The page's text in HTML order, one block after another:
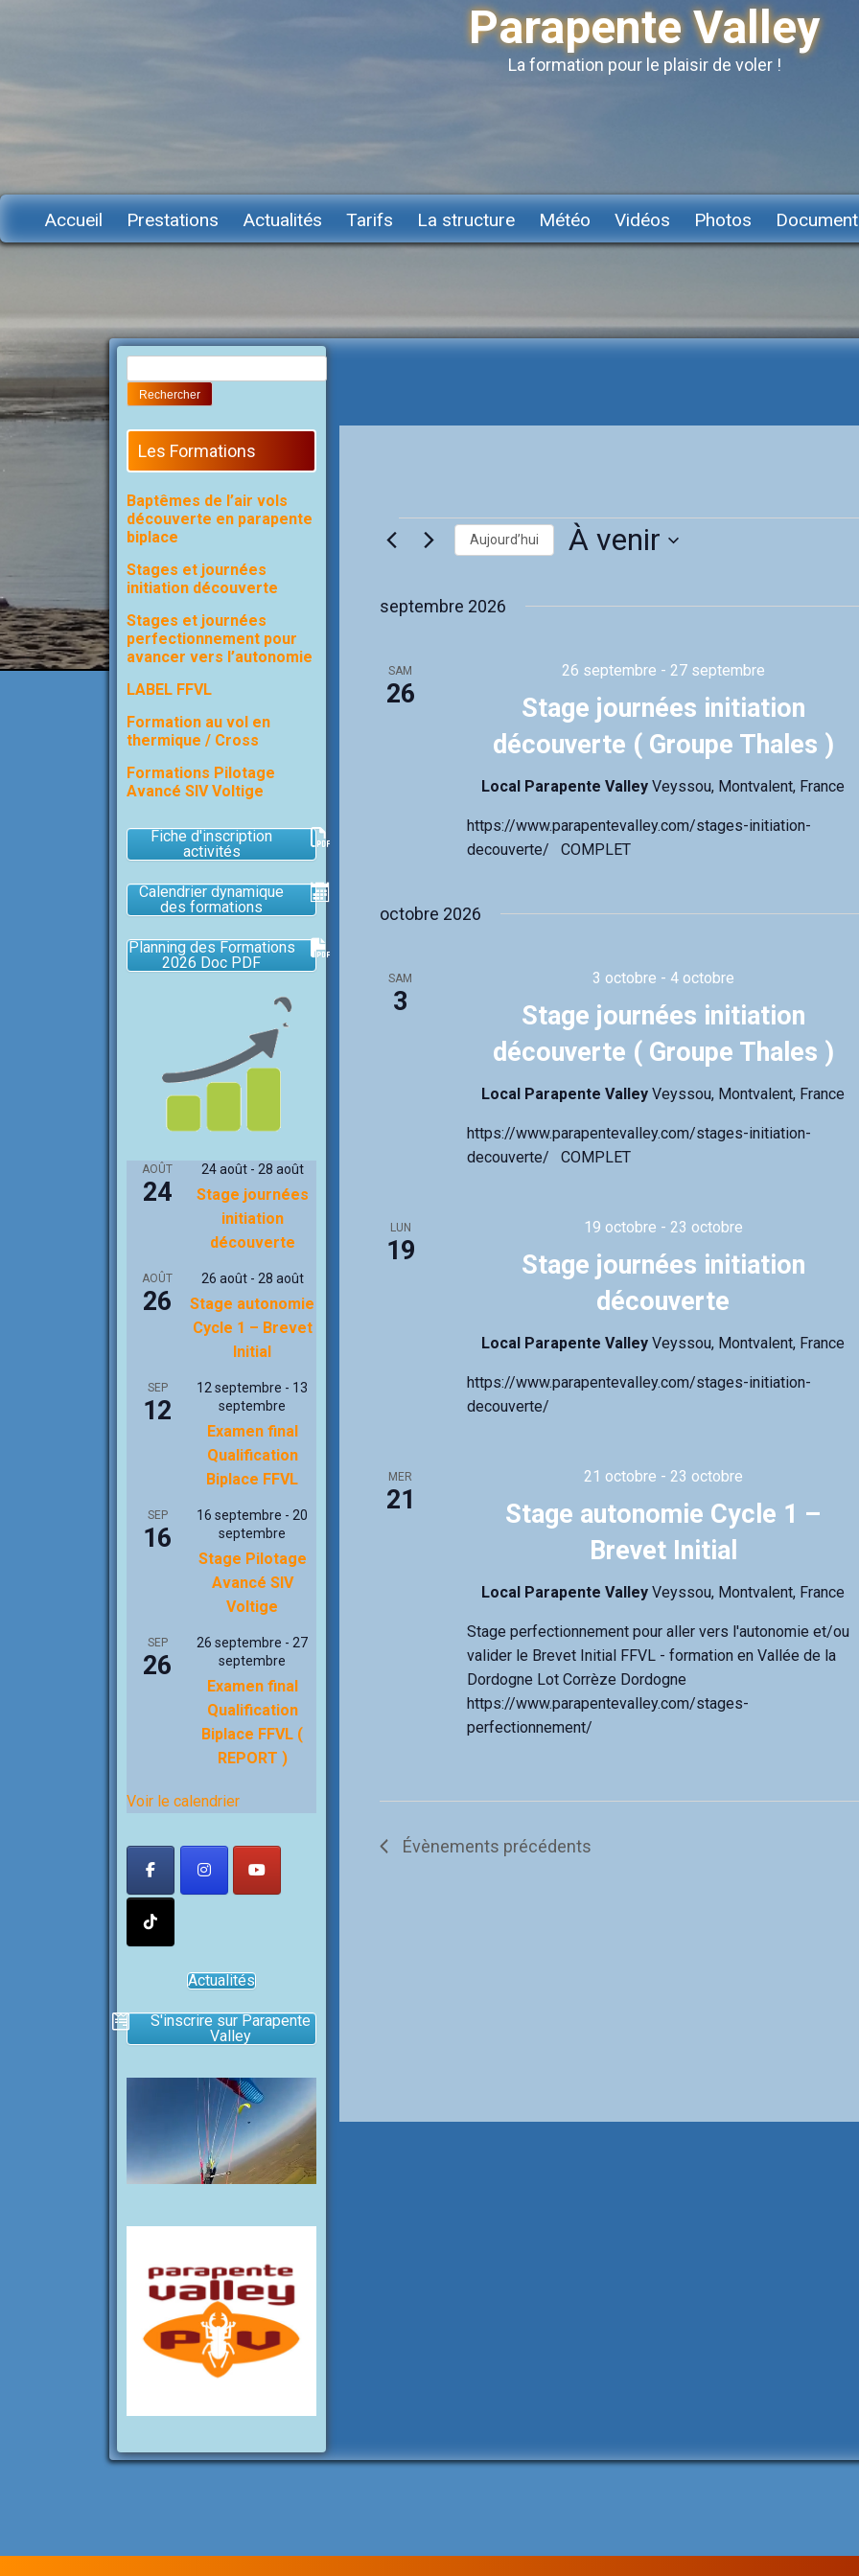
Parapente Valley
La formation pour le plaisir de voler !
Accueil Prestations Actualités Tarifs La structure Météo Vidéos Photos
Évènements
Aujourd’hui À venir
l
e
u
.
septembre 2026
SAM
26
Stage journées initiation
découverte ( Groupe Thales )
26 septembre - 27 septembre
Local Parapente ValleyVeyssou, Montvalent, France
https://www.parapentevalley.com/stages-initiation-
decouverte/ COMPLET
octobre 2026
SAM
3
Stage journées initiation
découverte ( Groupe Thales )
3 octobre - 4 octobre
Local Parapente ValleyVeyssou, Montvalent, France
https://www.parapentevalley.com/stages-initiation-
decouverte/ COMPLET
LUN
19
Stage journées initiation
découverte
19 octobre - 23 octobre
Local Parapente ValleyVeyssou, Montvalent, France
https://www.parapentevalley.com/stages-initiation-
decouverte/
MER
21
Stage autonomie Cycle 1 –
Brevet Initial
21 octobre - 23 octobre
Local Parapente ValleyVeyssou, Montvalent, France
Stage perfectionnement pour aller vers l'autonomie et/ou
valider le Brevet Initial FFVL - formation en Vallée de la
Dordogne Lot Corrèze Dordogne
https://www.parapentevalley.com/stages-
perfectionnement/
Évènements précédents
Rechercher :
Les Formations
Baptêmes de l’air vols
découverte en parapente
biplace
Stages et journées
initiation découverte
Stages et journées
perfectionnement pour
avancer vers l’autonomie
LABEL FFVL
Formation au vol en
thermique / Cross
Formations Pilotage
Avancé SIV Voltige
Fiche d'inscription
activités
Calendrier dynamique
des formations
Planning des Formations
2026 Doc PDF
AOÛT
24
24 août- 28 août
Stage journées
initiation
découverte
AOÛT
26
26 août- 28 août
Stage autonomie
Cycle 1 – Brevet
Initial
SEP
12
12 septembre - 13
septembre
Examen final
Qualification
Biplace FFVL
SEP
16
16 septembre - 20
septembre
Stage Pilotage
Avancé SIV
Voltige
SEP
26
26 septembre - 27
septembre
Examen final
Qualification
Biplace FFVL (
REPORT )
Voir le calendrier
Actualités
S'inscrire sur Parapente
Valley